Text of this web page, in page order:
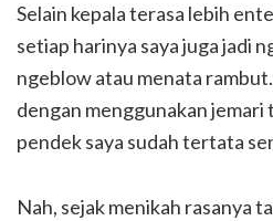
Selain kepala terasa lebih
setiap harinya saya juga jadi
ngeblow atau menata
dengan menggunakan jemari
pendek saya sudah tertata
Nah, sejak menikah rasanya